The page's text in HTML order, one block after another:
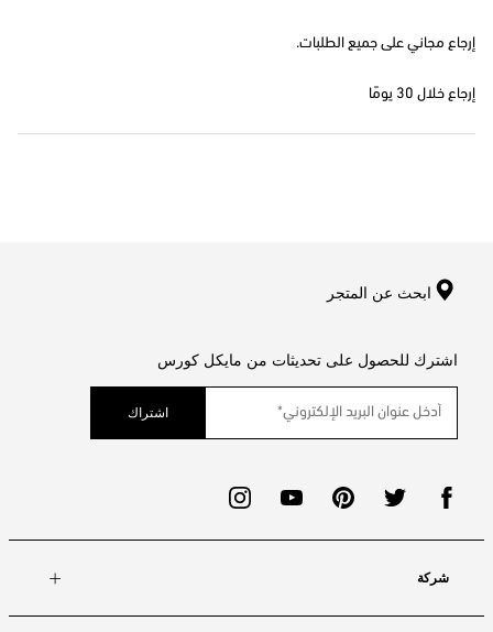
إرجاع مجاني على جميع الطلبات.
إرجاع خلال 30 يومًا
ابحث عن المتجر
اشترك للحصول على تحديثات من مايكل كورس
اشتراك
شركة